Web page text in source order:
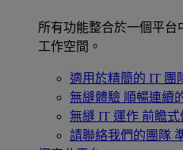
所有功能整合於一個平台
工作空間。
適用於精簡的 IT 團
無縫體驗 順暢連續
無縫 IT 運作 前瞻
請聯絡我們的團隊